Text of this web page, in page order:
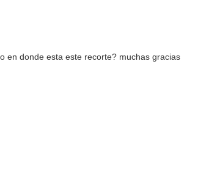
en donde esta este recorte? muchas gracias